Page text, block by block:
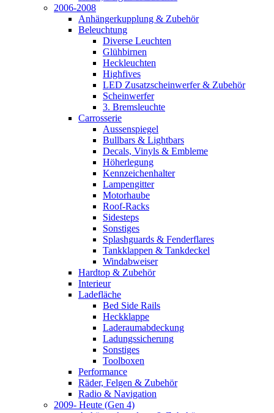
2006-2008
Anhängerkupplung & Zubehör
Beleuchtung
Diverse Leuchten
Glühbirnen
Heckleuchten
Highfives
LED Zusatzscheinwerfer & Zubehör
Scheinwerfer
3. Bremsleuchte
Carrosserie
Aussenspiegel
Bullbars & Lightbars
Decals, Vinyls & Embleme
Höherlegung
Kennzeichenhalter
Lampengitter
Motorhaube
Roof-Racks
Sidesteps
Sonstiges
Splashguards & Fenderflares
Tankklappen & Tankdeckel
Windabweiser
Hardtop & Zubehör
Interieur
Ladefläche
Bed Side Rails
Heckklappe
Laderaumabdeckung
Ladungssicherung
Sonstiges
Toolboxen
Performance
Räder, Felgen & Zubehör
Radio & Navigation
2009- Heute (Gen 4)